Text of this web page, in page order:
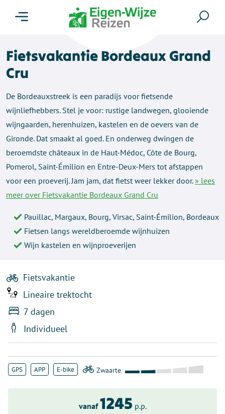
Fietsvakantie Bordeaux Grand
Cru
De Bordeauxstreek is een paradijs voor fietsende
wijnliefhebbers. Stel je voor: rustige landwegen, glooiende
wijngaarden, herenhuizen, kastelen en de oevers van de
Gironde. Dat smaakt al goed. En onderweg dwingen de
beroemdste châteaux in de Haut-Médoc, Côte de Bourg,
Pomerol, Saint-Émilion en Entre-Deux-Mers tot afstappen
voor een proeverij. Jam jam, dat fietst weer lekker door.» lees
meer over Fietsvakantie Bordeaux Grand Cru
Pauillac, Margaux, Bourg, Virsac, Saint-Émilion, Bordeaux
Fietsen langs wereldberoemde wijnhuizen
Wijn kastelen en wijnproeverijen
GPS APP E-bike
Fietsvakantie
Lineaire trektocht
7 dagen
Individueel
vanaf 1245 p.p.